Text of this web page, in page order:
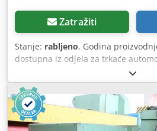
Zatražiti
Stanje: rabljeno, Godina
dostupna iz odjela za trkaće
Aptjrf Hidraulična presa s četiri
4 – 160 k Godina proizvodnje
najnovijim standardima zaštite na
Snaga pritiska 160 tona Radna
Hod 500 mm Snaga pogona 11 kW